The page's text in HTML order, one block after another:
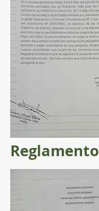
Reglamento